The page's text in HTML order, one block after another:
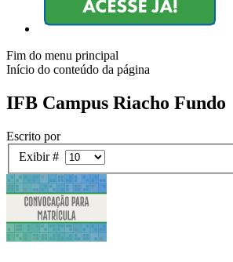
Fim do menu principal
Início do conteúdo da página
IFB Campus Riacho Fundo
Escrito por
Exibir #